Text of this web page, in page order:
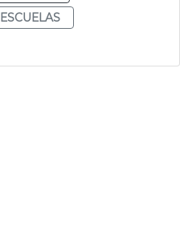
ESCUELAS